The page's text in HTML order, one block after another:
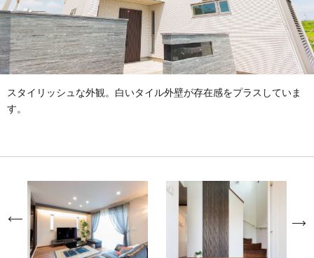
スタイリッシュな外観。白いタイル外壁が存在感をプラスしていま
す。